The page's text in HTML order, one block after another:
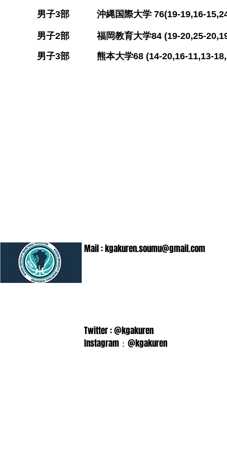
男子3部 沖縄国際大学 76(19-19,16-
男子2部 福岡教育大学84 (19-20,25-
男子3部 熊本大学68 (14-20,16-11,13-
Mail :kgakuren.soumu@gmail.com
Twitter : @kgakuren
Instagram：@kgakuren